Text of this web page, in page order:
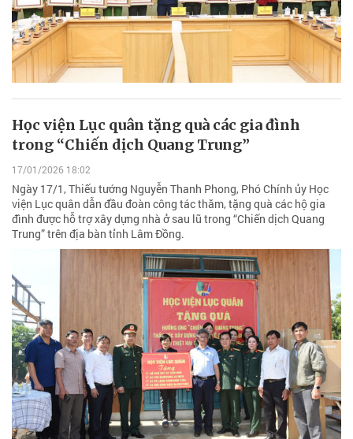
Học viện Lục quân tặng quà các gia đình
trong “Chiến dịch Quang Trung”
17/01/2026 18:02
Ngày 17/1, Thiếu tướng Nguyễn Thanh Phong, Phó Chính ủy Học
viện Lục quân dẫn đầu đoàn công tác thăm, tặng quà các hộ gia
đình được hỗ trợ xây dựng nhà ở sau lũ trong “Chiến dịch Quang
Trung” trên địa bàn tỉnh Lâm Đồng.